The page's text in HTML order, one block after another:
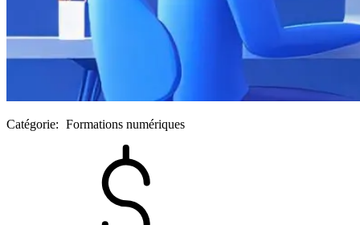
Catégorie: Formations numériques